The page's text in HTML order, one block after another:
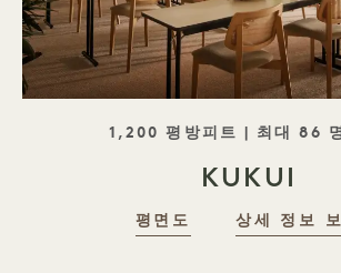
태그라인
1,200 평방피트 | 최대 86
KUKUI
평면도 상세 정보 보